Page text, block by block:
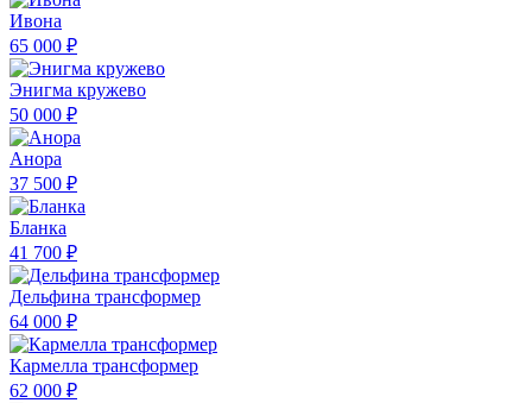
Ивона
65 000 ₽
Энигма кружево
50 000 ₽
Анора
37 500 ₽
Бланка
41 700 ₽
Дельфина трансформер
64 000 ₽
Кармелла трансформер
62 000 ₽